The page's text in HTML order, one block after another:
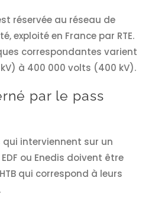
réservée au réseau de
exploité en France par RTE.
correspondantes varient
à 400 000 volts (400 kV).
par le pass
qui interviennent sur un
EDF ou Enedis doivent être
qui correspond à leurs